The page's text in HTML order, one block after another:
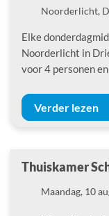
LocatieNoorderlicht,
Elke
Noorderlicht in
voor 4 personen
Verder lezen
Thuiskamer
DatumMaandag, 10